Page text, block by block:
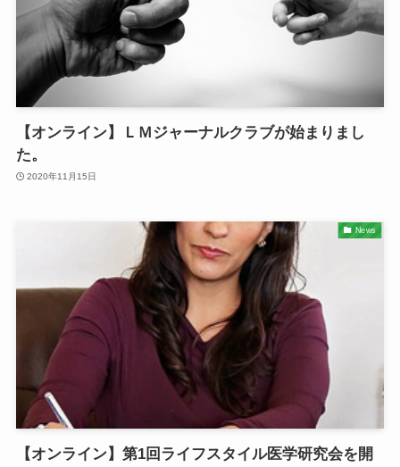
【オンライン】ＬＭジャーナルクラブが始まりまし
た。
2020年11月15日
News
【オンライン】第1回ライフスタイル医学研究会を開